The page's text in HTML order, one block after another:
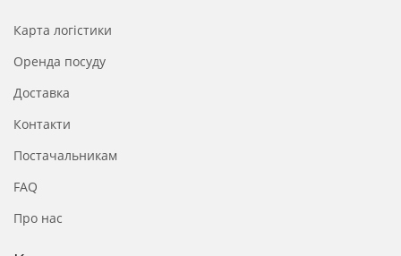
Карта логістики
Оренда посуду
Доставка
Контакти
Постачальникам
FAQ
Про нас